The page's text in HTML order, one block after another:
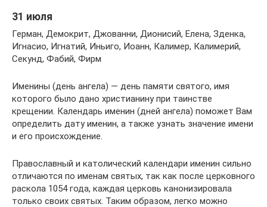
31 июля
Герман, Демокрит, Джованни, Дионисий, Елена, Зденка,
Игнасио, Игнатий, Иньиго, Иоанн, Калимер, Калимерий,
Секунд, Фабий, Фирм
Именины (день ангела) — день памяти святого, имя
которого было дано христианину при таинстве
крещении. Календарь именин (дней ангела) поможет Вам
определить дату именин, а также узнать значение имени
и его происхождение.
Православный и католический календари именин сильно
отличаются по именам святых, так как после церковного
раскола 1054 года, каждая церковь канонизировала
только своих святых. Таким образом, легко можно